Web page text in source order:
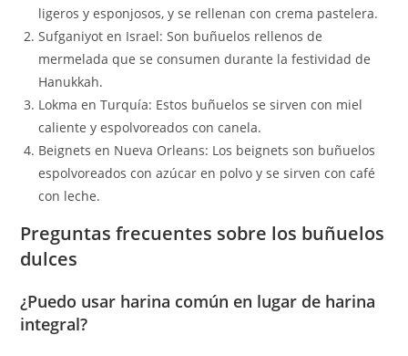
ligeros y esponjosos, y se rellenan con crema pastelera.
Sufganiyot en Israel: Son buñuelos rellenos de
mermelada que se consumen durante la festividad de
Hanukkah.
Lokma en Turquía: Estos buñuelos se sirven con miel
caliente y espolvoreados con canela.
Beignets en Nueva Orleans: Los beignets son buñuelos
espolvoreados con azúcar en polvo y se sirven con café
con leche.
Preguntas frecuentes sobre los buñuelos
dulces
¿Puedo usar harina común en lugar de harina
integral?